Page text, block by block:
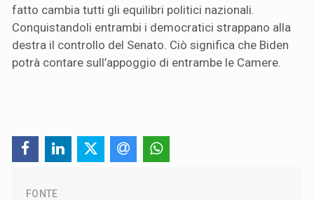
fatto cambia tutti gli equilibri politici nazionali.
Conquistandoli entrambi i democratici strappano alla
destra il controllo del Senato. Ciò significa che Biden
potrà contare sull’appoggio di entrambe le Camere.
FONTE